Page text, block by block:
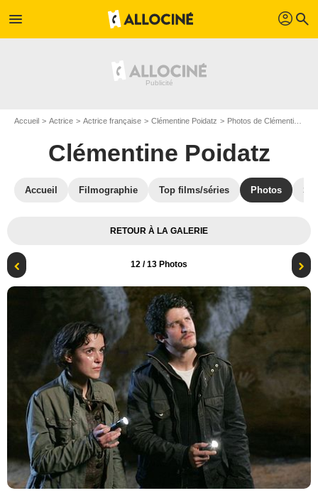
menu profil search
Accueil Actrice Actrice française Clémentine Poidatz Photos de Clémentine Poidatz
Clémentine Poidatz
Accueil Filmographie Top films/séries Photos
RETOUR À LA GALERIE
12 / 13 Photos